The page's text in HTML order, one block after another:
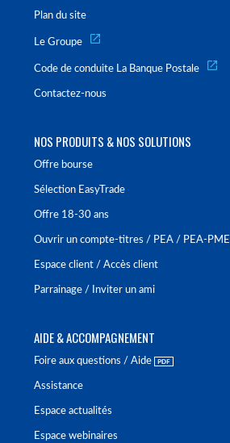
Plan du site
Le Groupe
Code de conduite La Banque Postale
Contactez-nous
NOS PRODUITS & NOS SOLUTIONS
Offre bourse
Sélection EasyTrade
Offre 18-30 ans
Ouvrir un compte-titres / PEA / PEA-PME
Espace client / Accès client
Parrainage / Inviter un ami
AIDE & ACCOMPAGNEMENT
Foire aux questions / Aide
Assistance
Espace actualités
Espace webinaires